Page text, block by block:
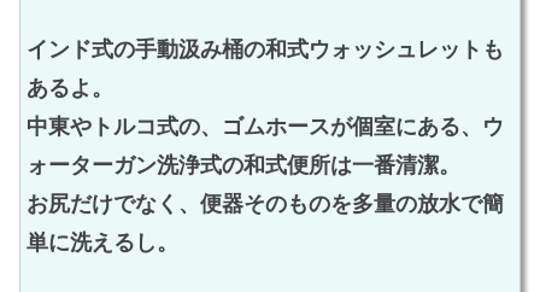
インド式の手動汲み桶の和式ウォッシュレットも
あるよ。
中東やトルコ式の、ゴムホースが個室にある、ウ
ォーターガン洗浄式の和式便所は一番清潔。
お尻だけでなく、便器そのものを多量の放水で簡
単に洗えるし。